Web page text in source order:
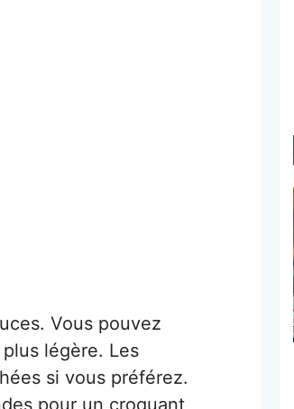
Vous pouvez
légère. Les
si vous préférez.
pour un croquant